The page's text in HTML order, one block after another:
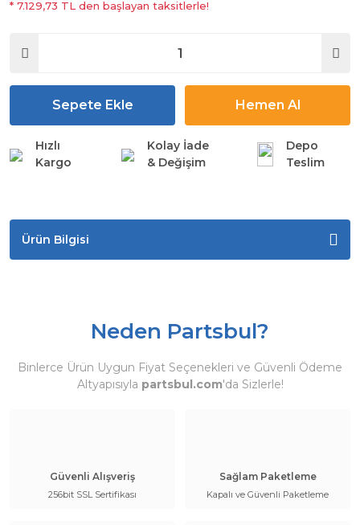
* 7.129,73 TL den başlayan taksitlerle!
Sepete Ekle Hemen Al
Hızlı
Kargo
Kolay İade
& Değişim
Depo
Teslim
Ürün Bilgisi
Neden Partsbul?
Binlerce Ürün Uygun Fiyat Seçenekleri ve Güvenli Ödeme
Altyapısıyla partsbul.com'da Sizlerle!
Güvenli Alışveriş
256bit SSL Sertifikası
Sağlam Paketleme
Kapalı ve Güvenli Paketleme